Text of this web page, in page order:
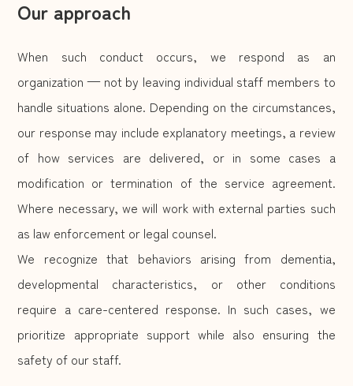
Our approach
When such conduct occurs, we respond as an
organization — not by leaving individual staff members to
handle situations alone. Depending on the circumstances,
our response may include explanatory meetings, a review
of how services are delivered, or in some cases a
modification or termination of the service agreement.
Where necessary, we will work with external parties such
as law enforcement or legal counsel.
We recognize that behaviors arising from dementia,
developmental characteristics, or other conditions
require a care-centered response. In such cases, we
prioritize appropriate support while also ensuring the
safety of our staff.